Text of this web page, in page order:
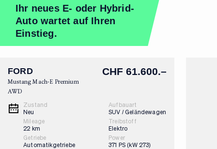
Ihr neues E- oder Hybrid-
Auto wartet auf Ihren
Einstieg.
Bilder
FORD
Mustang Mach-E Premium
AWD
CHF 61.600.–
Zustand
Neu
Aufbauart
SUV / Geländewagen
Mileage
22 km
Treibstoff
Elektro
Getriebe
Automatikgetriebe
Power
371 PS (kW 273)